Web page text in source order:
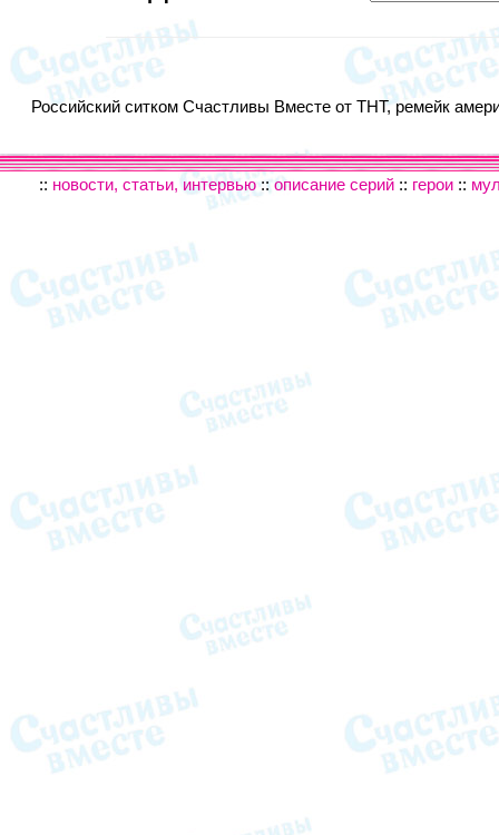
Российский ситком Счастливы Вместе от ТНТ, ремейк
:: новости, статьи, интервью::описание серий :: герои ::